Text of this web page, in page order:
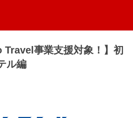
Travel事業支援対象！】初
ル編